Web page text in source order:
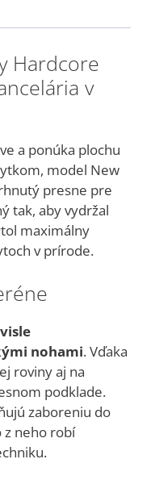
Hardcore
v
a ponúka plochu
model New
presne pre
tak, aby vydržal
maximálny
v prírode.
nohami. Vďaka
roviny aj na
podklade.
zaboreniu do
z neho robí